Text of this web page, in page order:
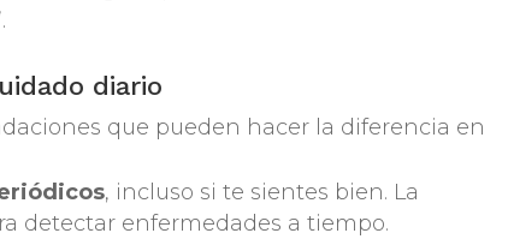
diario
que pueden hacer la diferencia en
, incluso si te sientes bien. La
detectar enfermedades a tiempo.